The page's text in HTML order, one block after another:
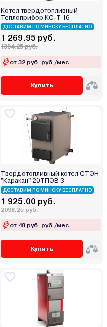
Котел твердотопливный
Теплоприбор КС-Т 16
ДОСТАВИМ ПО МИНСКУ БЕСПЛАТНО
1 269.95 руб.
1384.25 руб.
от 32 руб. руб./мес.
Купить
Твердотопливный котел СТЭН
"Каракан" 20ТПЭВ 3
ДОСТАВИМ ПО МИНСКУ БЕСПЛАТНО
1 925.00 руб.
2098.25 руб.
от 48 руб. руб./мес.
Купить